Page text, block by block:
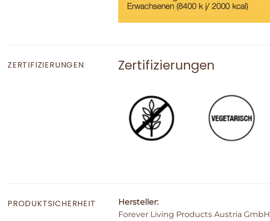
ZERTIFIZIERUNGEN Zertifizierungen
PRODUKTSICHERHEIT
Hersteller:
Forever Living Products Austria GmbH